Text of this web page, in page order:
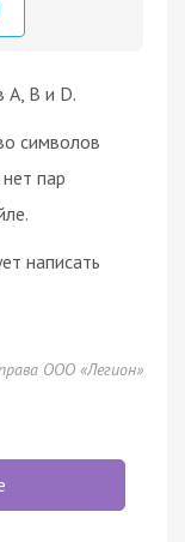
A, B и D.
символов
пар
написать
ООО «Легион»